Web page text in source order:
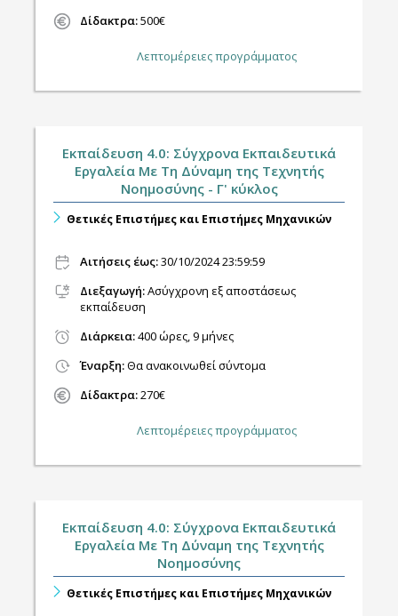
Δίδακτρα:500€
Λεπτομέρειες προγράμματος
Εκπαίδευση 4.0: Σύγχρονα Εκπαιδευτικά
Εργαλεία Με Τη Δύναμη της Τεχνητής
Νοημοσύνης - Γ' κύκλος
Θετικές Επιστήμες και Επιστήμες Μηχανικών
Αιτήσεις έως:30/10/2024 23:59:59
Διεξαγωγή:Ασύγχρονη εξ αποστάσεως
εκπαίδευση
Διάρκεια:400 ώρες, 9 μήνες
Έναρξη:Θα ανακοινωθεί σύντομα
Δίδακτρα:270€
Λεπτομέρειες προγράμματος
Εκπαίδευση 4.0: Σύγχρονα Εκπαιδευτικά
Εργαλεία Με Τη Δύναμη της Τεχνητής
Νοημοσύνης
Θετικές Επιστήμες και Επιστήμες Μηχανικών